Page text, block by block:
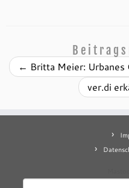
← Britta Meier: Urbanes
ver.di